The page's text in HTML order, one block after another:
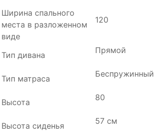
Ширина спального
места в разложенном
виде
120
Тип дивана Прямой
Тип матраса Беспружинный
Высота 80
Высота сиденья 57 см